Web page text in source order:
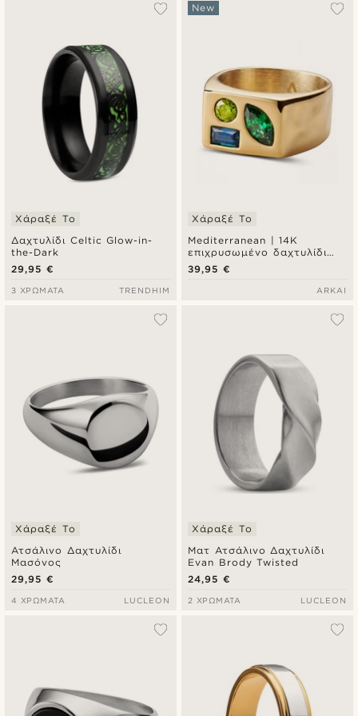
Δαχτυλίδι Celtic Glow-in-
the-Dark
Χάραξέ Το
29,95 €
3 ΧΡΏΜΑΤΑ TRENDHIM
Mediterranean | 14K
επιχρυσωμένο δαχτυλίδι
signet με πολύχρωμη
ζιρκόνια
New
Χάραξέ Το
39,95 €
ARKAI
Ατσάλινο Δαχτυλίδι
Μασόνος
Χάραξέ Το
29,95 €
4 ΧΡΏΜΑΤΑ LUCLEON
Ματ Ατσάλινο Δαχτυλίδι
Evan Brody Twisted
Χάραξέ Το
24,95 €
2 ΧΡΏΜΑΤΑ LUCLEON